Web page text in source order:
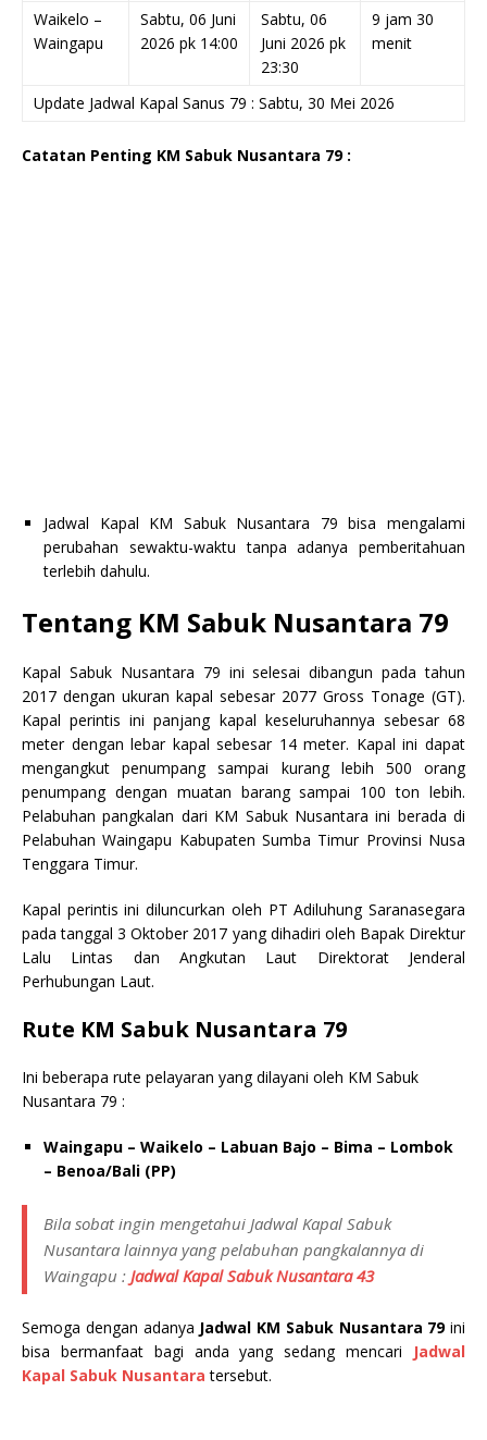
Waikelo –
Waingapu
Sabtu, 06 Juni
2026 pk 14:00
Sabtu, 06
Juni 2026 pk
23:30
9 jam 30
menit
Update Jadwal Kapal Sanus 79 : Sabtu, 30 Mei 2026
Catatan Penting KM Sabuk Nusantara 79 :
Jadwal Kapal KM Sabuk Nusantara 79 bisa mengalami
perubahan sewaktu-waktu tanpa adanya pemberitahuan
terlebih dahulu.
Tentang KM Sabuk Nusantara 79
Kapal Sabuk Nusantara 79 ini selesai dibangun pada tahun
2017 dengan ukuran kapal sebesar 2077 Gross Tonage (GT).
Kapal perintis ini panjang kapal keseluruhannya sebesar 68
meter dengan lebar kapal sebesar 14 meter. Kapal ini dapat
mengangkut penumpang sampai kurang lebih 500 orang
penumpang dengan muatan barang sampai 100 ton lebih.
Pelabuhan pangkalan dari KM Sabuk Nusantara ini berada di
Pelabuhan Waingapu Kabupaten Sumba Timur Provinsi Nusa
Tenggara Timur.
Kapal perintis ini diluncurkan oleh PT Adiluhung Saranasegara
pada tanggal 3 Oktober 2017 yang dihadiri oleh Bapak Direktur
Lalu Lintas dan Angkutan Laut Direktorat Jenderal
Perhubungan Laut.
Rute KM Sabuk Nusantara 79
Ini beberapa rute pelayaran yang dilayani oleh KM Sabuk
Nusantara 79 :
Waingapu – Waikelo – Labuan Bajo – Bima – Lombok
– Benoa/Bali (PP)
Bila sobat ingin mengetahui Jadwal Kapal Sabuk
Nusantara lainnya yang pelabuhan pangkalannya di
Waingapu : Jadwal Kapal Sabuk Nusantara 43
Semoga dengan adanya Jadwal KM Sabuk Nusantara 79ini
bisa bermanfaat bagi anda yang sedang mencari
Jadwal
Kapal Sabuk Nusantara tersebut.